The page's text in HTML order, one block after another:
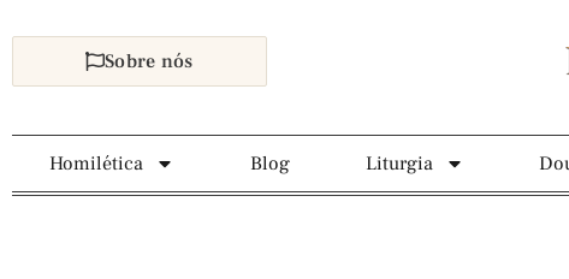
Sobre nós
Homilética Blog Liturgia